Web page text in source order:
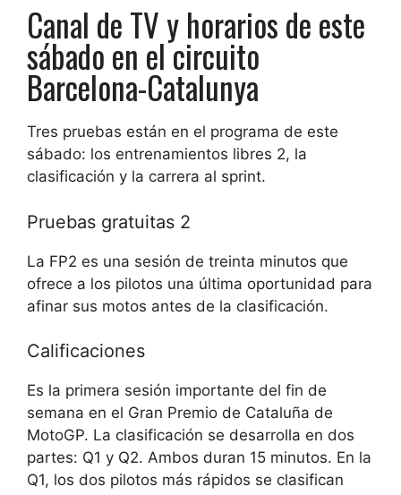
Canal de TV y horarios de este
sábado en el circuito
Barcelona-Catalunya
Tres pruebas están en el programa de este
sábado: los entrenamientos libres 2, la
clasificación y la carrera al sprint.
Pruebas gratuitas 2
La FP2 es una sesión de treinta minutos que
ofrece a los pilotos una última oportunidad para
afinar sus motos antes de la clasificación.
Calificaciones
Es la primera sesión importante del fin de
semana en el Gran Premio de Cataluña de
MotoGP. La clasificación se desarrolla en dos
partes: Q1 y Q2. Ambos duran 15 minutos. En la
Q1, los dos pilotos más rápidos se clasifican